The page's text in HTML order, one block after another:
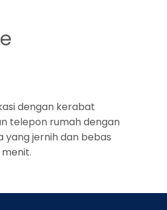
dengan kerabat
telepon rumah dengan
yang jernih dan bebas